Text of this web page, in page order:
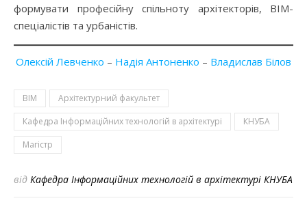
формувати професійну спільноту архітекторів, BIM-
спеціалістів та урбаністів.
Олексій Левченко – Надія Антоненко – Владислав Білов
BIM
Архітектурний факультет
Кафедра Інформаційних технологій в архітектурі
КНУБА
Магістр
від Кафедра Інформаційних технологій в архітектурі КНУБА